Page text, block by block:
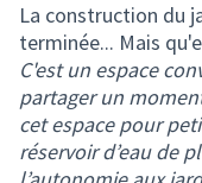
La construction du
terminée... Mais
C'est un espace
partager un
cet espace pour
réservoir d’eau de